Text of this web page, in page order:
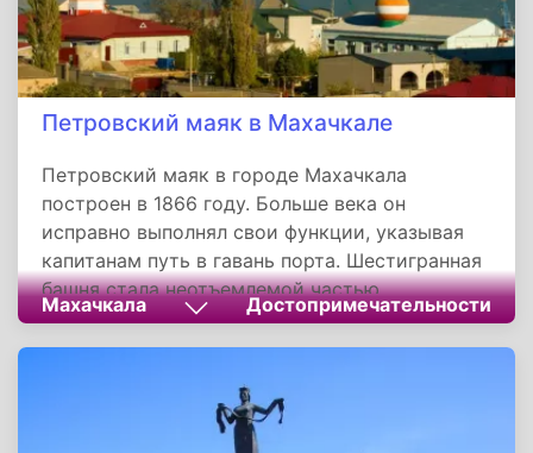
Петровский маяк в Махачкале
Петровский маяк в городе Махачкала
построен в 1866 году. Больше века он
исправно выполнял свои функции, указывая
капитанам путь в гавань порта. Шестигранная
башня стала неотъемлемой частью
городского пейзажа.
Махачкала Достопримечательности